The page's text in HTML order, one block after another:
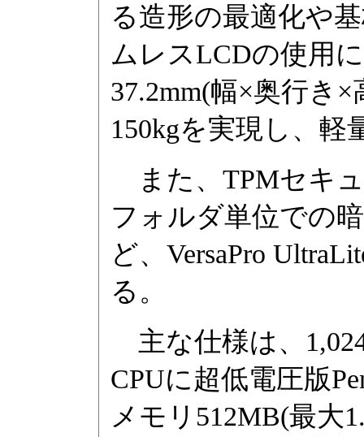
る造形の最適化や
ムレスLCDの使用
37.2mm(幅×奥行き
150kgを実現し、軽
また、TPMセキ
フォルダ単位での
ど、VersaPro
る。
主な仕様は、
CPUに超低電圧版
メモリ512MB(最大